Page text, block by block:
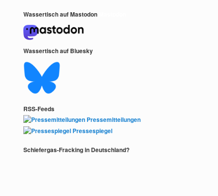
Wassertisch auf Mastodon
Wassertisch auf Bluesky
RSS-Feeds
Pressemitteilungen
Pressespiegel
Schiefergas-Fracking in Deutschland?